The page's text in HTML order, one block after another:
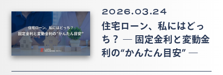
2026.03.24
住宅ローン、私にはどっ
ち？ ― 固定金利と変動金
利の“かんたん目安” ―